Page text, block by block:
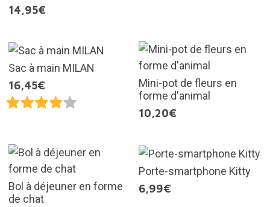
14,95€
Sac à main MILAN
16,45€
Mini-pot de fleurs en
forme d'animal
10,20€
Bol à déjeuner en forme
de chat
Porte-smartphone Kitty
6,99€